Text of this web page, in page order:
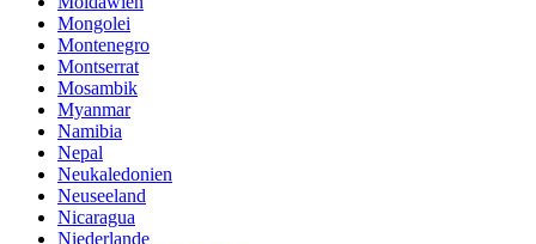
Mongolei
Montenegro
Montserrat
Mosambik
Myanmar
Namibia
Nepal
Neukaledonien
Neuseeland
Nicaragua
Niederlande